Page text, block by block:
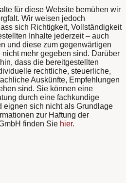
für diese Website bemühen wir
Wir weisen jedoch
sich Richtigkeit, Vollständigkeit
Inhalte jederzeit – auch
und diese zum gegenwärtigen
mehr gegeben sind. Darüber
dass die bereitgestellten
rechtliche, steuerliche,
Auskünfte, Empfehlungen
sind. Sie können eine
durch eine fachkundige
eignen sich nicht als Grundlage
zur Haftung der
finden Sie hier.